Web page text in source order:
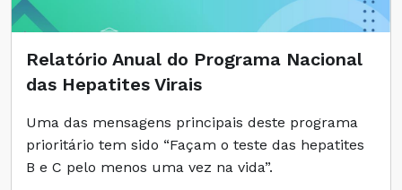
Relatório Anual do Programa Nacional
das Hepatites Virais
Uma das mensagens principais deste programa
prioritário tem sido “Façam o teste das hepatites
B e C pelo menos uma vez na vida”.